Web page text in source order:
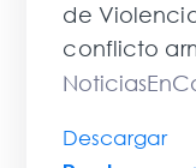
de
conflicto
Descargar